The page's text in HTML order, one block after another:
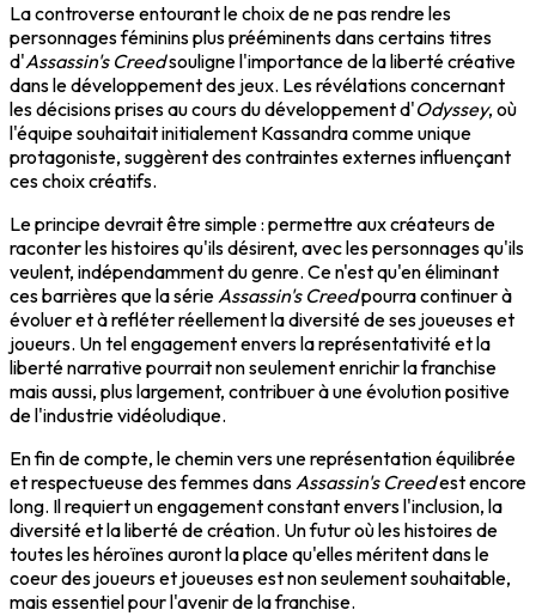
La controverse entourant le choix de ne pas rendre les
personnages féminins plus prééminents dans certains titres
d'Assassin's Creedsouligne l'importance de la liberté créative
dans le développement des jeux. Les révélations concernant
les décisions prises au cours du développement d'Odyssey, où
l'équipe souhaitait initialement Kassandra comme unique
protagoniste, suggèrent des contraintes externes influençant
ces choix créatifs.
Le principe devrait être simple : permettre aux créateurs de
raconter les histoires qu'ils désirent, avec les personnages qu'ils
veulent, indépendamment du genre. Ce n'est qu'en éliminant
ces barrières que la sérieAssassin's Creedpourra continuer à
évoluer et à refléter réellement la diversité de ses joueuses et
joueurs. Un tel engagement envers la représentativité et la
liberté narrative pourrait non seulement enrichir la franchise
mais aussi, plus largement, contribuer à une évolution positive
de l'industrie vidéoludique.
En fin de compte, le chemin vers une représentation équilibrée
et respectueuse des femmes dansAssassin's Creedest encore
long. Il requiert un engagement constant envers l'inclusion, la
diversité et la liberté de création. Un futur où les histoires de
toutes les héroïnes auront la place qu'elles méritent dans le
coeur des joueurs et joueuses est non seulement souhaitable,
mais essentiel pour l'avenir de la franchise.